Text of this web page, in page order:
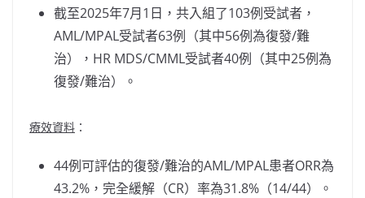
截至2025年7月1日，共入組了103例受試者，
AML/MPAL受試者63例（其中56例為復發/難
治），HR MDS/CMML受試者40例（其中25例為
復發/難治）。
療效資料 ：
44例可評估的復發/難治的AML/MPAL患者ORR為
43.2%，完全緩解（CR）率為31.8%（14/44）。